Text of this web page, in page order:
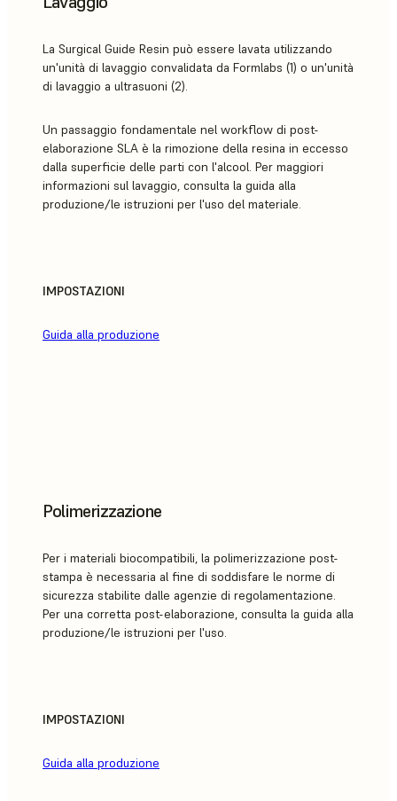
La Surgical Guide Resin può essere lavata utilizzando
un'unità di lavaggio convalidata da Formlabs (1) o un'unità
di lavaggio a ultrasuoni (2).
Un passaggio fondamentale nel workflow di post-
elaborazione SLA è la rimozione della resina in eccesso
dalla superficie delle parti con l'alcool. Per maggiori
informazioni sul lavaggio, consulta la guida alla
produzione/le istruzioni per l'uso del materiale.
IMPOSTAZIONI
Guida alla produzione
Polimerizzazione
Per i materiali biocompatibili, la polimerizzazione post-
stampa è necessaria al fine di soddisfare le norme di
sicurezza stabilite dalle agenzie di regolamentazione.
Per una corretta post-elaborazione, consulta la guida alla
produzione/le istruzioni per l'uso.
IMPOSTAZIONI
Guida alla produzione